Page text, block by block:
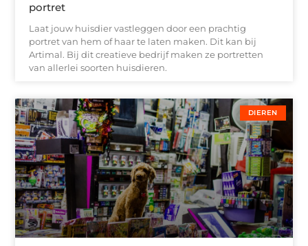
portret
Laat jouw huisdier vastleggen door een prachtig
portret van hem of haar te laten maken. Dit kan bij
Artimal. Bij dit creatieve bedrijf maken ze portretten
van allerlei soorten huisdieren.
DIEREN